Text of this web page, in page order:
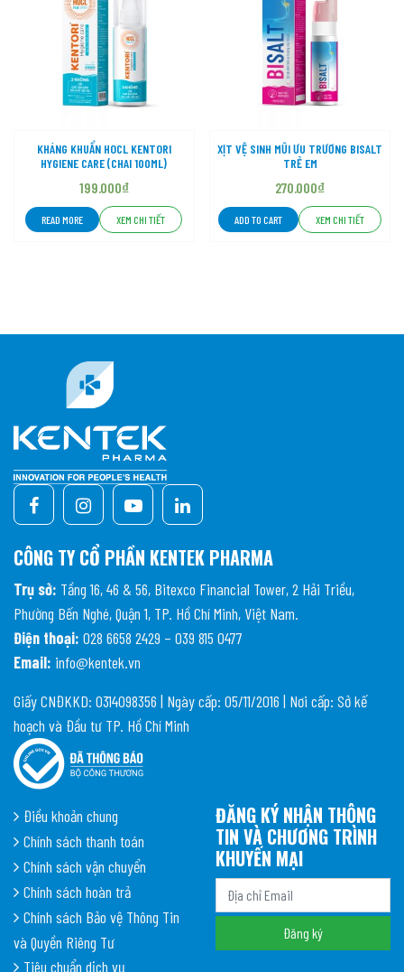
KHÁNG KHUẨN HOCL KENTORI
HYGIENE CARE (CHAI 100ML)
199.000₫
READ MORE XEM CHI TIẾT
XỊT VỆ SINH MŨI ƯU TRƯƠNG BISALT
TRẺ EM
270.000₫
ADD TO CART XEM CHI TIẾT
CÔNG TY CỔ PHẦN KENTEK PHARMA
Trụ sở: Tầng 16, 46 & 56, Bitexco Financial Tower, 2 Hải Triều,
Phường Bến Nghé, Quận 1, TP. Hồ Chí Minh, Việt Nam.
Điện thoại: 028 6658 2429 – 039 815 0477
Email: info@kentek.vn
Giấy CNĐKKD: 0314098356 | Ngày cấp: 05/11/2016 | Nơi cấp: Sở kế
hoạch và Đầu tư TP. Hồ Chí Minh
Điều khoản chung
Chính sách thanh toán
Chính sách vận chuyển
Chính sách hoàn trả
Chính sách Bảo vệ Thông Tin
và Quyền Riêng Tư
Tiêu chuẩn dịch vụ
ĐĂNG KÝ NHẬN THÔNG
TIN VÀ CHƯƠNG TRÌNH
KHUYẾN MẠI